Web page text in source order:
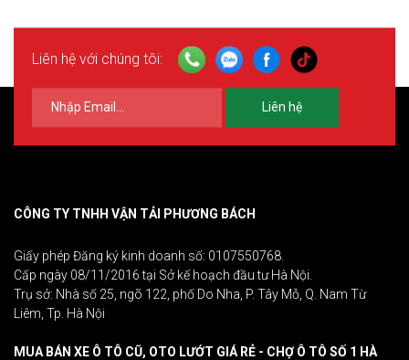
Liên hệ với chúng tôi:
Liên hệ
CÔNG TY TNHH VẬN TẢI PHƯƠNG BÁCH
Giấy phép Đăng ký kinh doanh số: 0107550768.
Cấp ngày 08/11/2016 tại Sở kế hoạch đầu tư Hà Nội.
Trụ sở: Nhà số 25, ngõ 122, phố Do Nha, P. Tây Mỗ, Q. Nam Từ
Liêm, Tp. Hà Nội
MUA BÁN XE Ô TÔ CŨ, OTO LƯỚT GIÁ RẺ - CHỢ Ô TÔ SỐ 1 HÀ